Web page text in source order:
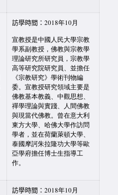
訪學時間： 2018年10月
宣教授是中國人民大學宗教
學系副教授，佛教與宗教學
理論研究所研究員，宗教學
高等研究院研究員、並擔任
《宗教研究》學術刊物編
委。宣教授研究領域主要是
佛教基本教義、中觀思想、
禪學理論與實踐、人間佛教
與現當代佛教。曾在意大利
東方大學、哈佛大學作訪問
學者，並在荷蘭萊頓大學、
泰國摩訶朱拉隆功大學等歐
亞學府擔任博士生指導工
作。
訪學時間： 2018年10月